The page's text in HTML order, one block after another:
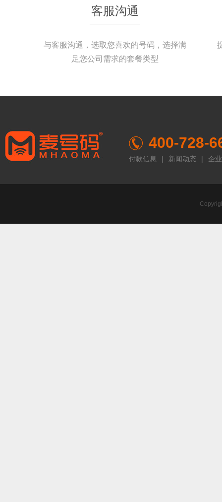
客服沟通
与客服沟通，选取您喜欢的号码，选择满
足您公司需求的套餐类型
400-728-
付款信息 | 新闻动态 | 企